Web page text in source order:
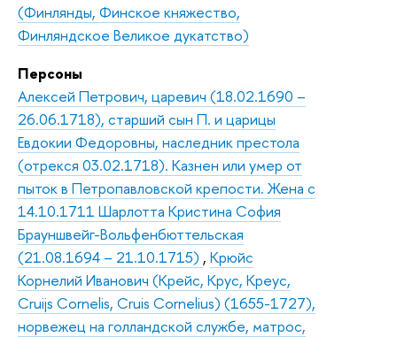
(Финлянды, Финское княжество,
Финляндское Великое дукатство)
Персоны
Алексей Петрович, царевич (18.02.1690 –
26.06.1718), старший сын П. и царицы
Евдокии Федоровны, наследник престола
(отрекся 03.02.1718). Казнен или умер от
пыток в Петропавловской крепости. Жена с
14.10.1711 Шарлотта Кристина София
Брауншвейг-Вольфенбюттельская
(21.08.1694 – 21.10.1715) , Крюйс
Корнелий Иванович (Крейс, Крус, Креус,
Cruijs Cornelis, Cruis Cornelius) (1655-1727),
норвежец на голландской службе, матрос,